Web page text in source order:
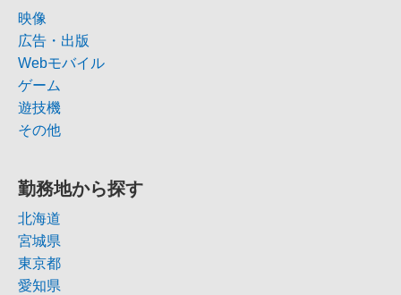
映像
広告・出版
Webモバイル
ゲーム
遊技機
その他
勤務地から探す
北海道
宮城県
東京都
愛知県